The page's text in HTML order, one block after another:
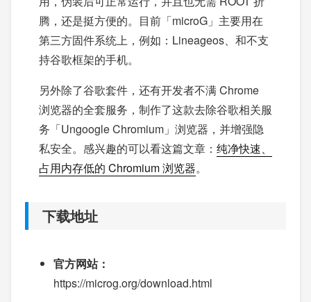
腾，还是挺方便的。目前「microG」主要用在
第三方固件系统上，例如：Lineageos、和不支
持谷歌框架的手机。
另外除了谷歌套件，还有开发者不满 Chrome
浏览器的全套服务，制作了这款去除谷歌相关服
务「Ungoogle Chromium」浏览器，并增强隐
私安全。感兴趣的可以看这篇文章： 纯净快速、
占用内存低的 Chromium 浏览器。
下载地址
官方网站：
https://microg.org/download.html